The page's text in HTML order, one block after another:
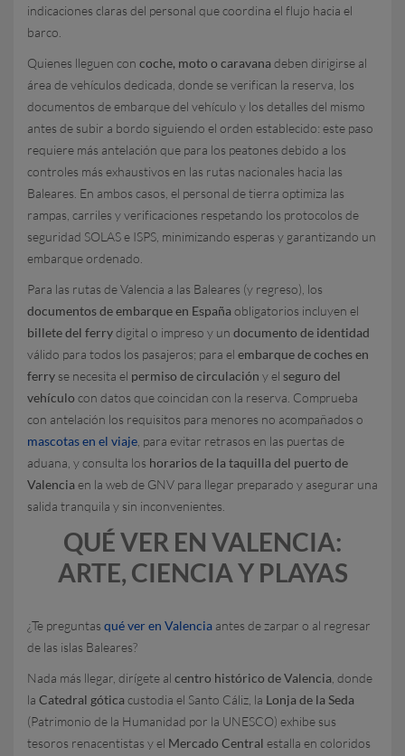
indicaciones claras del personal que coordina el flujo hacia el
barco.
Quienes lleguen con coche, moto o caravana deben dirigirse al
área de vehículos dedicada, donde se verifican la reserva, los
documentos de embarque del vehículo y los detalles del mismo
antes de subir a bordo siguiendo el orden establecido: este paso
requiere más antelación que para los peatones debido a los
controles más exhaustivos en las rutas nacionales hacia las
Baleares. En ambos casos, el personal de tierra optimiza las
rampas, carriles y verificaciones respetando los protocolos de
seguridad SOLAS e ISPS, minimizando esperas y garantizando un
embarque ordenado.
Para las rutas de Valencia a las Baleares (y regreso), los
documentos de embarque en España obligatorios incluyen el
billete del ferrydigital o impreso y un documento de identidad
válido para todos los pasajeros; para el embarque de coches en
ferry se necesita el permiso de circulación y el seguro del
vehículo con datos que coincidan con la reserva. Comprueba
con antelación los requisitos para menores no acompañados o
mascotas en el viaje , para evitar retrasos en las puertas de
aduana, y consulta los horarios de la taquilla del puerto de
Valencia en la web de GNV para llegar preparado y asegurar una
salida tranquila y sin inconvenientes.
QUÉ VER EN VALENCIA:
ARTE, CIENCIA Y PLAYAS
¿Te preguntas qué ver en Valencia antes de zarpar o al regresar
de las islas Baleares?
Nada más llegar, dirígete al centro histórico de Valencia , donde
la Catedral gótica custodia el Santo Cáliz, la Lonja de la Seda
(Patrimonio de la Humanidad por la UNESCO) exhibe sus
tesoros renacentistas y el Mercado Central estalla en coloridos